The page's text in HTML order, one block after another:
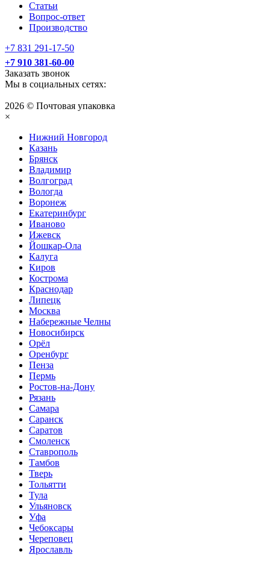
Статьи
Вопрос-ответ
Производство
+7 831 291-17-50
+7 910 381-60-00
Заказать звонок
Мы в социальных сетях:
2026 © Почтовая упаковка
×
Нижний Нoвгород
Казань
Брянск
Владимир
Волгоград
Вологда
Воронеж
Екатеринбург
Иваново
Ижевск
Йошкар-Ола
Калуга
Киров
Кострома
Краснодар
Липецк
Москва
Набережные Челны
Новосибирск
Орёл
Оренбург
Пенза
Пермь
Ростов-на-Дону
Рязань
Самара
Саранск
Саратов
Смоленск
Ставрополь
Тамбов
Тверь
Тольятти
Тула
Ульяновск
Уфа
Чебоксары
Череповец
Ярославль